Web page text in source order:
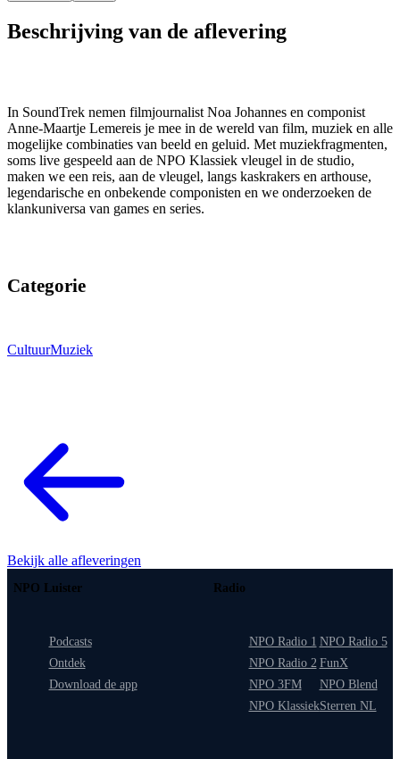
Beschrijving van de aflevering
In SoundTrek nemen filmjournalist Noa Johannes en componist
Anne-Maartje Lemereis je mee in de wereld van film, muziek en alle
mogelijke combinaties van beeld en geluid. Met muziekfragmenten,
soms live gespeeld aan de NPO Klassiek vleugel in de studio,
maken we een reis, aan de vleugel, langs kaskrakers en arthouse,
legendarische en onbekende componisten en we onderzoeken de
klankuniversa van games en series.
Categorie
CultuurMuziek
Bekijk alle afleveringen
NPO Luister
Podcasts
Ontdek
Download de app
Radio
NPO Radio 1
NPO Radio 2
NPO 3FM
NPO Klassiek
NPO Radio 5
FunX
NPO Blend
Sterren NL